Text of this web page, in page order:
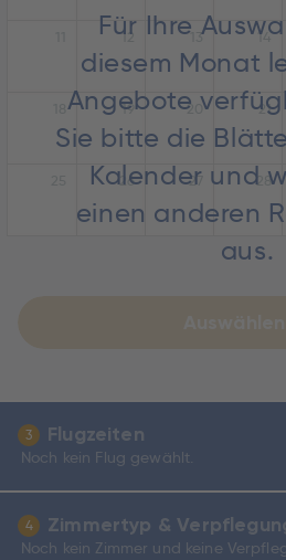
Für Ihre
diesem Monat
Angebote
Sie bitte die
Kalender und
einen anderen
aus.
12 13 14
19 20 21
26 27 28
3 Flugzeiten
Noch kein Flug gewählt.
4 Zimmertyp &
Noch kein Zimmer und keine